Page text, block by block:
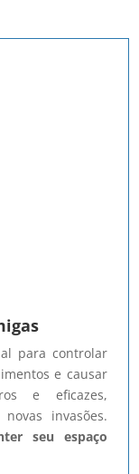
para controlar
e causar
e eficazes,
invasões.
seu espaço